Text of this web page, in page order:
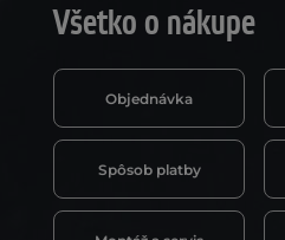
Všetko o nákupe
Objednávka
Spôsob platby